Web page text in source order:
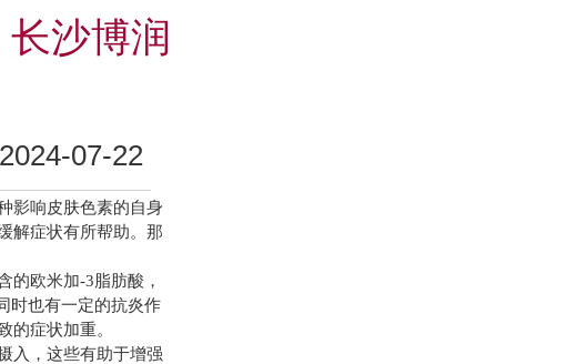
沙博润
07-22
影响皮肤色素的自身
解症状有所帮助。那
欧米加-3脂肪酸，
时也有一定的抗炎作
的症状加重。
入，这些有助于增强